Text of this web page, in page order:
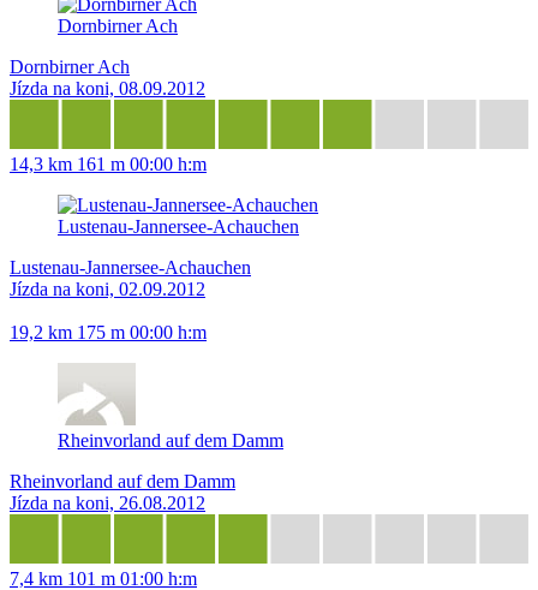
Dornbirner Ach
Dornbirner Ach
Jízda na koni, 08.09.2012
14,3 km 161 m 00:00 h:m
Lustenau-Jannersee-Achauchen
Lustenau-Jannersee-Achauchen
Jízda na koni, 02.09.2012
19,2 km 175 m 00:00 h:m
Rheinvorland auf dem Damm
Rheinvorland auf dem Damm
Jízda na koni, 26.08.2012
7,4 km 101 m 01:00 h:m